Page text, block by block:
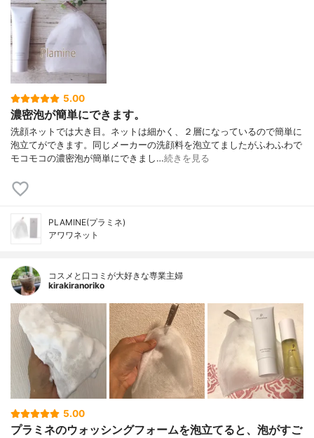
5.00
濃密泡が簡単にできます。
洗顔ネットでは大き目。ネットは細かく、２層になっているので簡単に
泡立てができます。同じメーカーの洗顔料を泡立てましたがふわふわで
モコモコの濃密泡が簡単にできまし…続きを見る
PLAMINE(プラミネ)
アワワネット
コスメと口コミが大好きな専業主婦
kirakiranoriko
5.00
プラミネのウォッシングフォームを泡立てると、泡がすご